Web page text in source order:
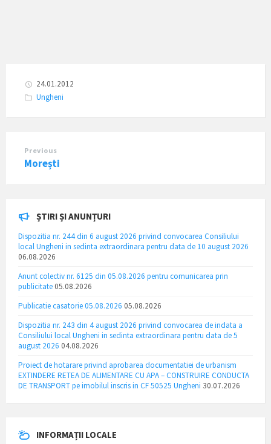
24.01.2012
Categories:
Ungheni
Previous
Morești
ȘTIRI ȘI ANUNȚURI
Dispozitia nr. 244 din 6 august 2026 privind convocarea Consiliului
local Ungheni in sedinta extraordinara pentru data de 10 august 2026
06.08.2026
Anunt colectiv nr. 6125 din 05.08.2026 pentru comunicarea prin
publicitate 05.08.2026
Publicatie casatorie 05.08.2026 05.08.2026
Dispozitia nr. 243 din 4 august 2026 privind convocarea de indata a
Consiliului local Ungheni in sedinta extraordinara pentru data de 5
august 2026 04.08.2026
Proiect de hotarare privind aprobarea documentatiei de urbanism
EXTINDERE RETEA DE ALIMENTARE CU APA – CONSTRUIRE CONDUCTA
DE TRANSPORT pe imobilul inscris in CF 50525 Ungheni 30.07.2026
INFORMAȚII LOCALE